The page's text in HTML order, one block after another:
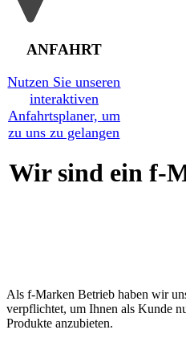
ANFAHRT
Nutzen Sie unseren
interaktiven
Anfahrtsplaner, um
zu uns zu gelangen
Wir sind ein f-
Als f-Marken Betrieb haben wir
verpflichtet, um Ihnen als Kunde
Produkte anzubieten.